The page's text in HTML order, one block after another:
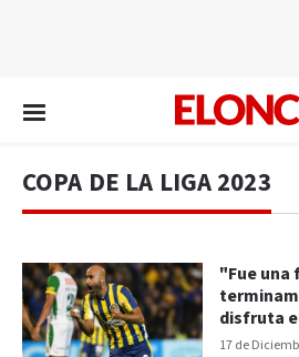
COPA DE LA LIGA 2023
17 de
"Fue
disfruta
Quintana